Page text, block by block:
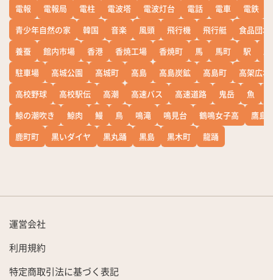
電報
電報局 電柱 電波塔 電波灯台 電話 電車 電鉄
青少年自然の家
韓国 音楽 風頭 飛行機 飛行艇
食品団地
養蚕
館内市場 香港 香焼工場 香焼町 馬 馬町 駅
駐車場
高城公園 高城町 高島 高島炭鉱 高島町
高架広場
高校野球
高校駅伝 高潮 高速バス 高速道路 鬼岳 魚
鯨の潮吹き
鯨肉 鰻 鳥 鳴滝 鳴見台 鶴鳴女子高
鷹島
鹿町町
黒いダイヤ 黒丸踊 黒島 黒木町 龍踊
運営会社
利用規約
特定商取引法に基づく表記